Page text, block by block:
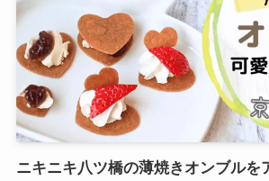
ニキニキ八ツ橋の薄焼きオンブルを